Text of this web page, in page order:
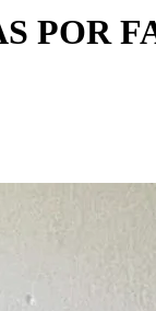
POR